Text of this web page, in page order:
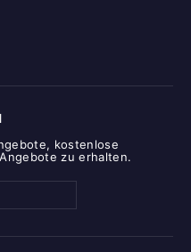
kostenlose
zu erhalten.